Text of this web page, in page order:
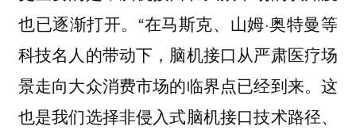
也已逐渐打开。“在马斯克、山姆·奥特曼等
科技名人的带动下，脑机接口从严肃医疗场
景走向大众消费市场的临界点已经到来。这
也是我们选择非侵入式脑机接口技术路径、